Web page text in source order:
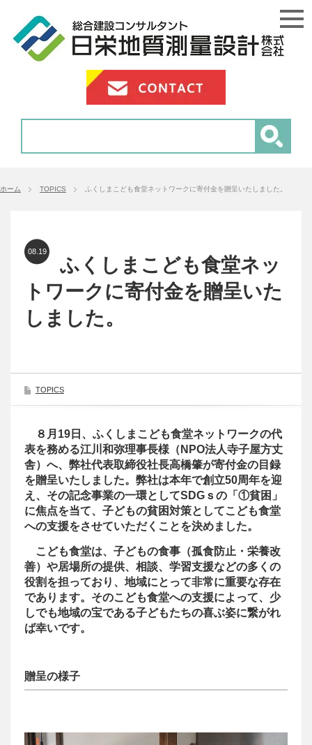
ホーム TOPICS ふくしまこども食堂ネットワークに寄付金を贈呈いたしました。
08.19
ふくしまこども食堂ネッ
トワークに寄付金を贈呈いた
しました。
TOPICS
８月19日、ふくしまこども食堂ネットワークの代
表を務める江川和弥理事長様（NPO法人寺子屋方丈
舎）へ、弊社代表取締役社長高橋肇が寄付金の目録
を贈呈いたしました。弊社は本年で創立50周年を迎
え、その記念事業の一環としてSDGｓの「①貧困」
に焦点を当て、子どもの貧困対策としてこども食堂
への支援をさせていただくことを決めました。
こども食堂は、子どもの食事（孤食防止・栄養改
善）や居場所の提供、相談、学習支援などの多くの
役割を担っており、地域にとって非常に重要な存在
であります。そのこども食堂への支援によって、少
しでも地域の宝である子どもたちの喜ぶ姿に繋がれ
ば幸いです。
贈呈の様子